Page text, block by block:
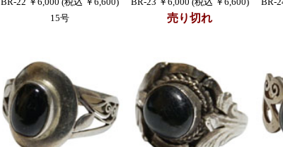
15号 売り切れ